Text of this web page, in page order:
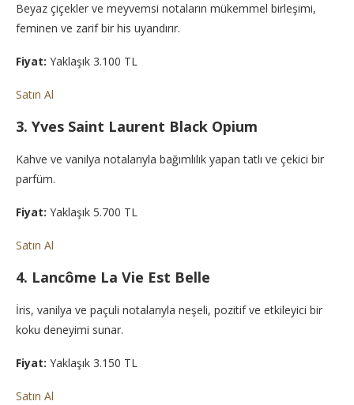
Beyaz çiçekler ve meyvemsi notaların mükemmel birleşimi,
feminen ve zarif bir his uyandırır.
Fiyat: Yaklaşık 3.100 TL
Satın Al
3. Yves Saint Laurent Black Opium
Kahve ve vanilya notalarıyla bağımlılık yapan tatlı ve çekici bir
parfüm.
Fiyat: Yaklaşık 5.700 TL
Satın Al
4. Lancôme La Vie Est Belle
İris, vanilya ve paçuli notalarıyla neşeli, pozitif ve etkileyici bir
koku deneyimi sunar.
Fiyat: Yaklaşık 3.150 TL
Satın Al